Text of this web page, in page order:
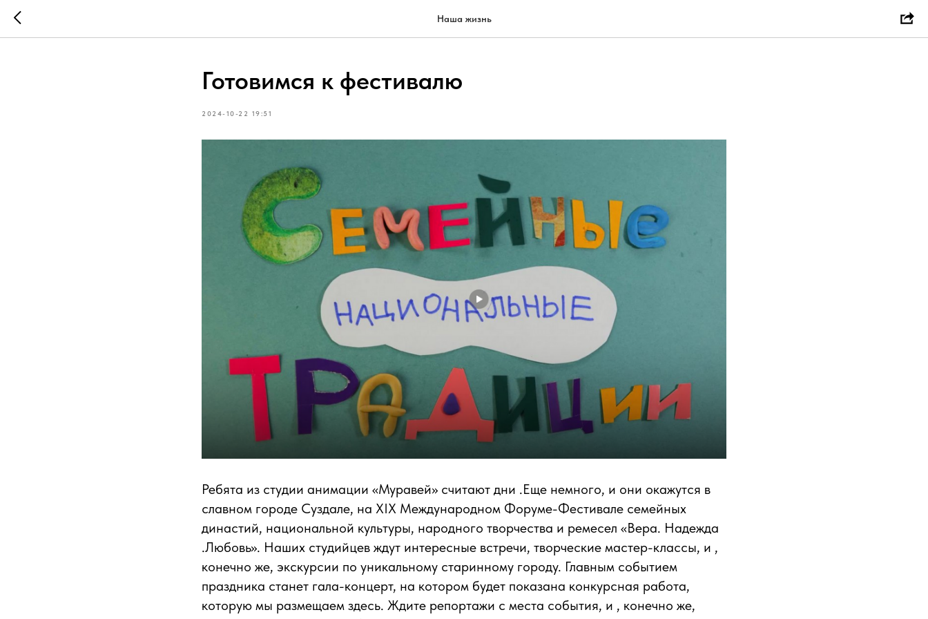
Наша жизнь
Готовимся к фестивалю
2024-10-22 19:51
Ребята из студии анимации «Муравей» считают дни .Еще немного, и они окажутся в
славном городе Суздале, на XIX Международном Форуме-Фестивале семейных
династий, национальной культуры, народного творчества и ремесел «Вера. Надежда
.Любовь». Наших студийцев ждут интересные встречи, творческие мастер-классы, и ,
конечно же, экскурсии по уникальному старинному городу. Главным событием
праздника станет гала-концерт, на котором будет показана конкурсная работа,
которую мы размещаем здесь. Ждите репортажи с места события, и , конечно же,